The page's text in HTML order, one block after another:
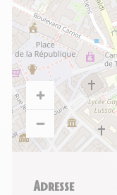
Adresse